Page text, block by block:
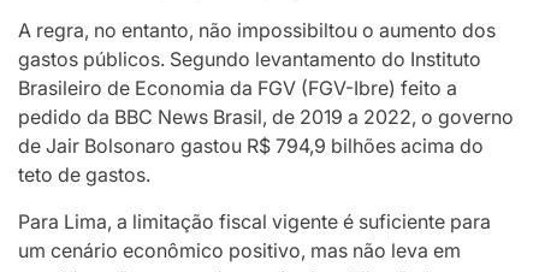
A regra, no entanto, não impossibiltou o aumento dos
gastos públicos. Segundo levantamento do Instituto
Brasileiro de Economia da FGV (FGV-Ibre) feito a
pedido da BBC News Brasil, de 2019 a 2022, o governo
de Jair Bolsonaro gastou R$ 794,9 bilhões acima do
teto de gastos.
Para Lima, a limitação fiscal vigente é suficiente para
um cenário econômico positivo, mas não leva em